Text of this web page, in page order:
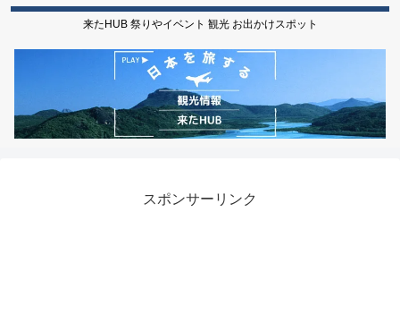
来たHUB 祭りやイベント 観光 お出かけスポット
スポンサーリンク